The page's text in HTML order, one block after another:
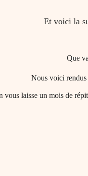
Et voici la
Que
Nous voici rendus
vous laisse un mois de